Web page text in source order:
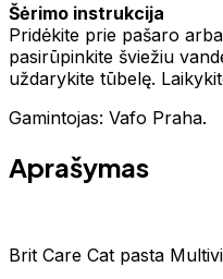
Šėrimo instrukcija
Pridėkite prie pašaro
pasirūpinkite šviežiu
uždarykite tūbelę.
Gamintojas: Vafo Praha.
Aprašymas
Brit Care Cat pasta